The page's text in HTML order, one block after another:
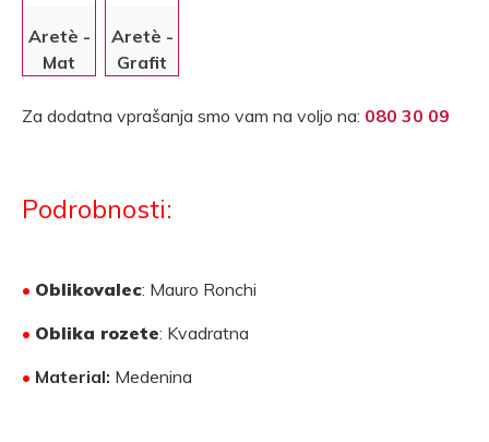
Aretè -
Mat
Aretè -
Grafit
Za dodatna vprašanja smo vam na voljo na: 080 30 09
Podrobnosti:
• Oblikovalec: Mauro Ronchi
• Oblika rozete: Kvadratna
• Material: Medenina